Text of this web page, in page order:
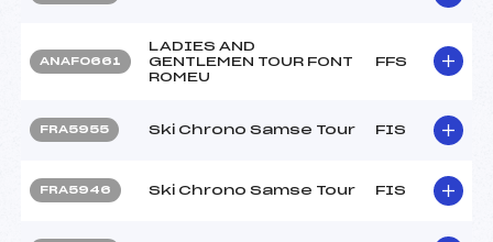
ANAF0661
LADIES AND
GENTLEMEN TOUR FONT
ROMEU
FFS
FRA5955 Ski Chrono Samse Tour FIS
FRA5946 Ski Chrono Samse Tour FIS